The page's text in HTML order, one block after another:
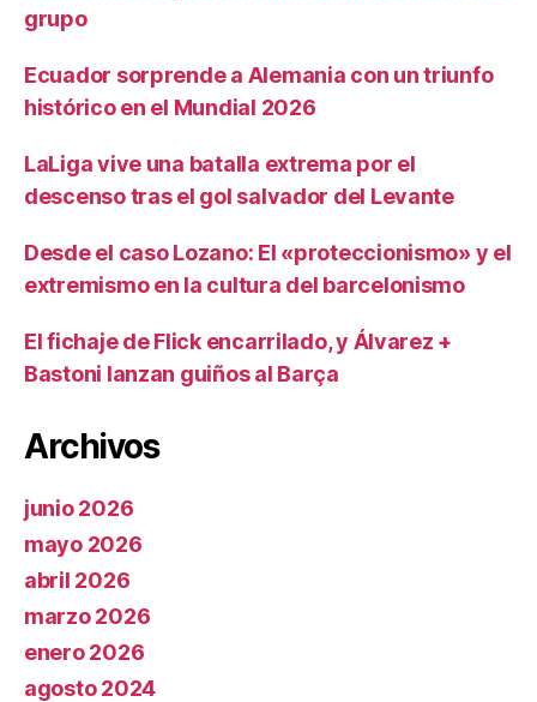
grupo
Ecuador sorprende a Alemania con un triunfo
histórico en el Mundial 2026
LaLiga vive una batalla extrema por el
descenso tras el gol salvador del Levante
Desde el caso Lozano: El «proteccionismo» y el
extremismo en la cultura del barcelonismo
El fichaje de Flick encarrilado, y Álvarez +
Bastoni lanzan guiños al Barça
Archivos
junio 2026
mayo 2026
abril 2026
marzo 2026
enero 2026
agosto 2024